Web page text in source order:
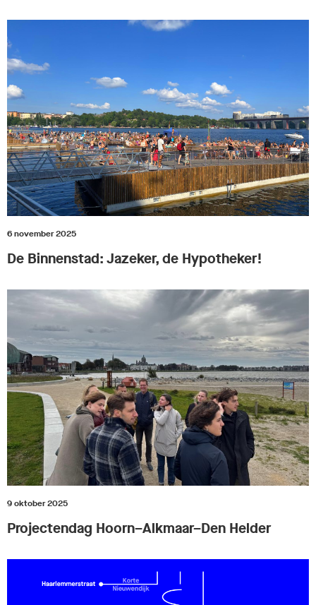
6 november 2025
De Binnenstad: Jazeker, de Hypotheker!
9 oktober 2025
Projectendag Hoorn–Alkmaar–Den Helder